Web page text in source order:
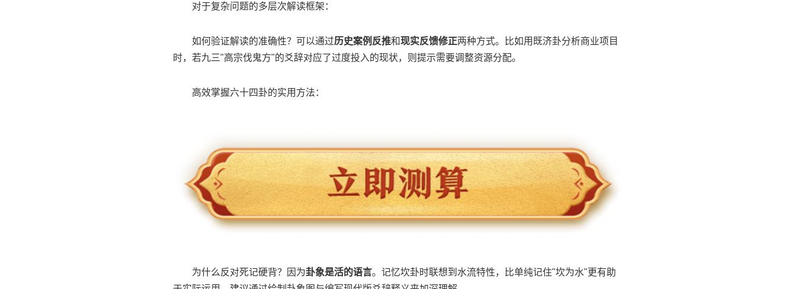
对于复杂问题的多层次解读框架：
如何验证解读的准确性？可以通过历史案例反推和现实反馈修正两种方式。比如用既济卦分析商业项目
时，若九三"高宗伐鬼方"的爻辞对应了过度投入的现状，则提示需要调整资源分配。
高效掌握六十四卦的实用方法：
为什么反对死记硬背？因为卦象是活的语言。记忆坎卦时联想到水流特性，比单纯记住"坎为水"更有助